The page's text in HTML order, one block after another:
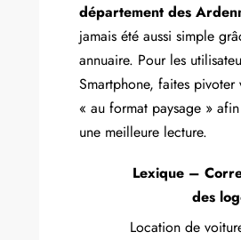
département des
jamais été aussi simple
annuaire. Pour les
Smartphone, faites pivoter
« au format paysage »
une meilleure lecture.
Lexique –
des
Location de